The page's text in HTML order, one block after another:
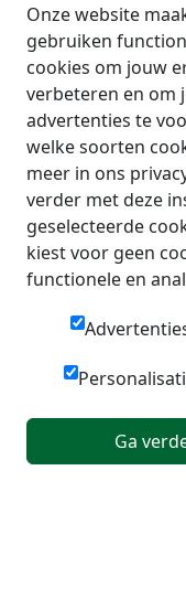
Onze website
gebruiken
cookies om jouw
verbeteren en om
advertenties te
welke soorten
meer in ons
verder met deze
geselecteerde
kiest voor geen
functionele en
Ga